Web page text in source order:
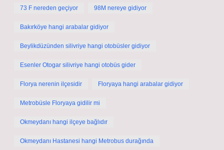
73 F nereden geçiyor 98M nereye gidiyor
Bakırköye hangi arabalar gidiyor
Beylikdüzünden silivriye hangi otobüsler gidiyor
Esenler Otogar silivriye hangi otobüs gider
Florya nerenin ilçesidir Floryaya hangi arabalar gidiyor
Metrobüsle Floryaya gidilir mi
Okmeydanı hangi ilçeye bağlıdır
Okmeydanı Hastanesi hangi Metrobus durağında